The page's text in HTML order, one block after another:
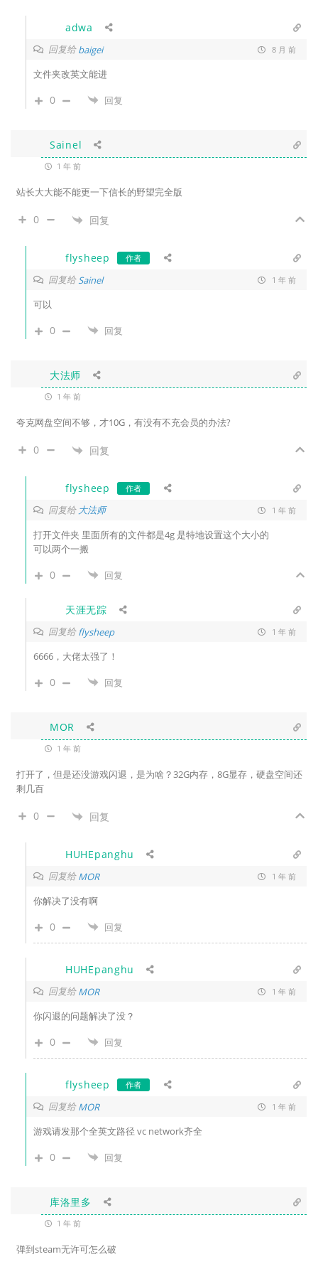
adwa
回复给baigei 8 月 前
文件夹改英文能进
0 回复
Sainel
1 年 前
站长大大能不能更一下信长的野望完全版
0 回复
flysheep 作者
回复给Sainel 1 年 前
可以
0 回复
大法师
1 年 前
夸克网盘空间不够，才10G，有没有不充会员的办法?
0 回复
flysheep 作者
回复给 大法师 1 年 前
打开文件夹 里面所有的文件都是4g 是特地设置这个大小的
可以两个一搬
0 回复
天涯无踪
回复给flysheep 1 年 前
6666，大佬太强了！
0 回复
MOR
1 年 前
打开了，但是还没游戏闪退，是为啥？32G内存，8G显存，硬盘空间还
剩几百
0 回复
HUHEpanghu
回复给MOR 1 年 前
你解决了没有啊
0 回复
HUHEpanghu
回复给MOR 1 年 前
你闪退的问题解决了没？
0 回复
flysheep 作者
回复给MOR 1 年 前
游戏请发那个全英文路径 vc network齐全
0 回复
库洛里多
1 年 前
弹到steam无许可怎么破